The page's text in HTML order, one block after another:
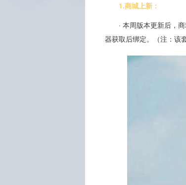
1.商城上新：
· 本周版本更新后，
器获取后绑定。（注：该